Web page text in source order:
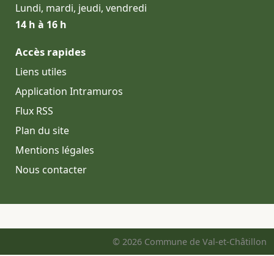
Lundi, mardi, jeudi, vendredi
14 h à 16 h
Accès rapides
Liens utiles
Application Intramuros
Flux RSS
Plan du site
Mentions légales
Nous contacter
© 2026 Commune de Val-et-Châtillon